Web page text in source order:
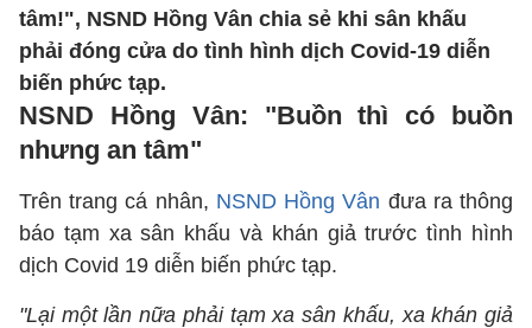
tâm!", NSND Hồng Vân chia sẻ khi sân khấu
phải đóng cửa do tình hình dịch Covid-19 diễn
biến phức tạp.
NSND Hồng Vân: "Buồn thì có buồn
nhưng an tâm"
Trên trang cá nhân, NSND Hồng Vân đưa ra thông
báo tạm xa sân khấu và khán giả trước tình hình
dịch Covid 19 diễn biến phức tạp.
"Lại một lần nữa phải tạm xa sân khấu, xa khán giả